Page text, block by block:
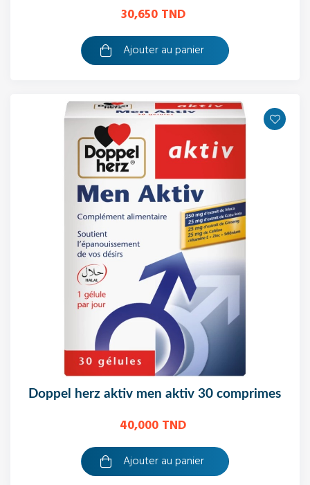
30,650 TND
Ajouter au panier
doppel herz aktiv men aktiv 30 comprimes
40,000 TND
Ajouter au panier